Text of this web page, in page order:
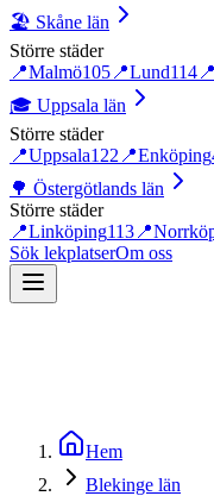
🏖️ Skåne län
Större städer
📍Malmö105 📍Lund114 📍
🎓 Uppsala län
Större städer
📍Uppsala122 📍Enköping
🌳 Östergötlands län
Större städer
📍Linköping113 📍
Sök lekplatserOm oss
Hem
Blekinge län